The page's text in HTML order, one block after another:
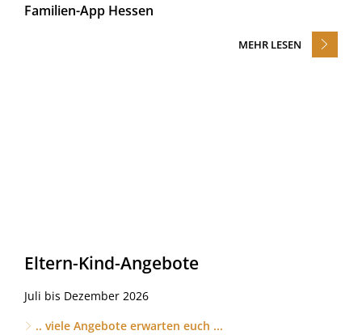
Familien-App Hessen
MEHR LESEN
Eltern-Kind-Angebote
Juli bis Dezember 2026
.. viele Angebote erwarten euch ...